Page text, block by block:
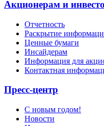
Акционерам и
Отчетность
Раскрытие
Ценные бумаги
Инсайдерам
Информация для
Контактная
Пресс-центр
С новым годом!
Новости